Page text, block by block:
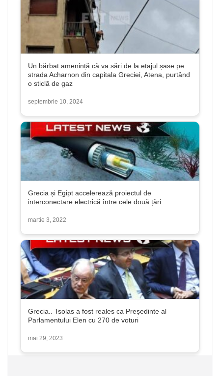
Un bărbat amenință că va sări de la etajul șase pe
strada Acharnon din capitala Greciei, Atena, purtând
o sticlă de gaz
septembrie 10, 2024
Grecia și Egipt accelerează proiectul de
interconectare electrică între cele două țări
martie 3, 2022
Grecia.. Tsolas a fost reales ca Președinte al
Parlamentului Elen cu 270 de voturi
mai 29, 2023